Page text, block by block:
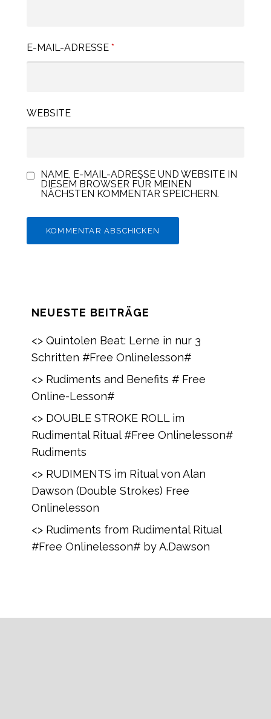
E-MAIL-ADRESSE *
WEBSITE
NAME, E-MAIL-ADRESSE UND WEBSITE IN
DIESEM BROWSER FÜR MEINEN
NÄCHSTEN KOMMENTAR SPEICHERN.
NEUESTE BEITRÄGE
<> Quintolen Beat: Lerne in nur 3
Schritten #Free Onlinelesson#
<> Rudiments and Benefits # Free
Online-Lesson#
<> DOUBLE STROKE ROLL im
Rudimental Ritual #Free Onlinelesson#
Rudiments
<> RUDIMENTS im Ritual von Alan
Dawson (Double Strokes) Free
Onlinelesson
<> Rudiments from Rudimental Ritual
#Free Onlinelesson# by A.Dawson